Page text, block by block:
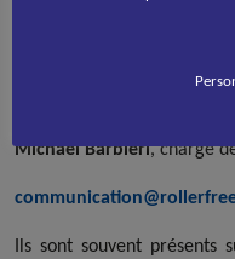
Michaël Barbieri, chargé
Ils sont souvent présents